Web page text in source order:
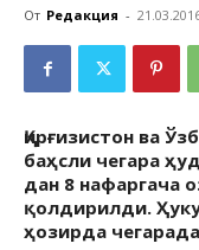
От Редакция -
Қирғизистон ва
баҳсли чегара
дан 8 нафаргача
қолдирилди.
ҳозирда